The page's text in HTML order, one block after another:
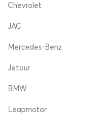
Chevrolet
JAC
Mercedes-Benz
Jetour
BMW
Leapmotor